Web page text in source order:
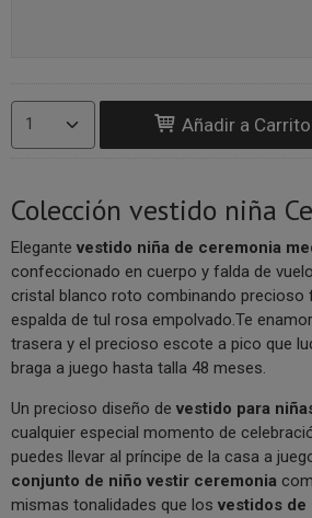
Añadir a Carrito
Colección vestido niña
Elegante vestido niña de ceremonia
confeccionado en cuerpo y falda de
cristal blanco roto combinando precioso
espalda de tul rosa empolvado.Te
trasera y el precioso escote a pico que
braga a juego hasta talla 48 meses.
Un precioso diseño de vestido para
cualquier especial momento de
puedes llevar al príncipe de la casa a
conjunto de niño vestir ceremonia
mismas tonalidades que los vestidos de